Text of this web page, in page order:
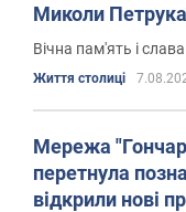
Миколи
Вічна пам'ять і
Життя столиці
Мережа
перетнула
відкрили нові